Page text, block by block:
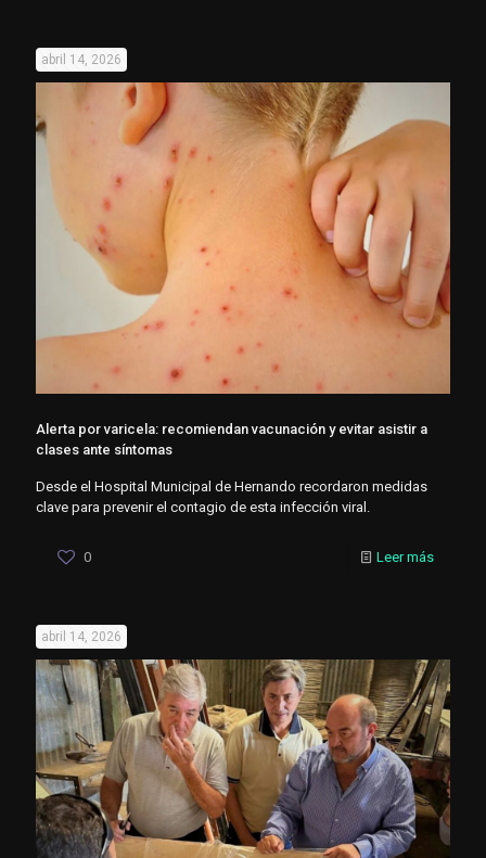
abril 14, 2026
Alerta por varicela: recomiendan vacunación y evitar asistir a
clases ante síntomas
Desde el Hospital Municipal de Hernando recordaron medidas
clave para prevenir el contagio de esta infección viral.
0 Leer más
abril 14, 2026